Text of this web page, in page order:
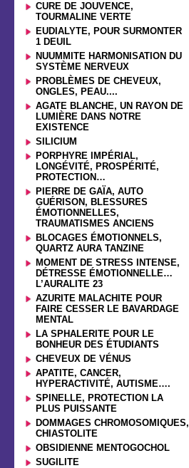
CURE DE JOUVENCE,
TOURMALINE VERTE
EUDIALYTE, POUR SURMONTER
1 DEUIL
NUUMMITE HARMONISATION DU
SYSTÈME NERVEUX
PROBLÈMES DE CHEVEUX,
ONGLES, PEAU....
AGATE BLANCHE, UN RAYON DE
LUMIÈRE DANS NOTRE
EXISTENCE
SILICIUM
PORPHYRE IMPÉRIAL,
LONGÉVITÉ, PROSPÉRITÉ,
PROTECTION…
PIERRE DE GAÏA, AUTO
GUÉRISON, BLESSURES
ÉMOTIONNELLES,
TRAUMATISMES ANCIENS
BLOCAGES ÉMOTIONNELS,
QUARTZ AURA TANZINE
MOMENT DE STRESS INTENSE,
DÉTRESSE ÉMOTIONNELLE…
L’AURALITE 23
AZURITE MALACHITE POUR
FAIRE CESSER LE BAVARDAGE
MENTAL
LA SPHALERITE POUR LE
BONHEUR DES ÉTUDIANTS
CHEVEUX DE VÉNUS
APATITE, CANCER,
HYPERACTIVITÉ, AUTISME….
SPINELLE, PROTECTION LA
PLUS PUISSANTE
DOMMAGES CHROMOSOMIQUES,
CHIASTOLITE
OBSIDIENNE MENTOGOCHOL
SUGILITE